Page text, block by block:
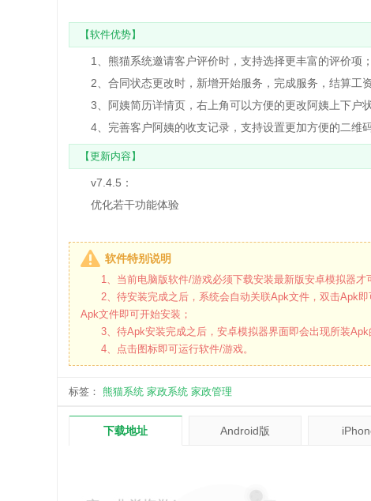
【软件优势】
1、熊猫系统邀请客户评价时，支持选择更丰富的评价项；
2、合同状态更改时，新增开始服务，完成服务，结算工资
3、阿姨简历详情页，右上角可以方便的更改阿姨上下户状
4、完善客户阿姨的收支记录，支持设置更加方便的二维码
【更新内容】
v7.4.5：
优化若干功能体验
软件特别说明
1、当前电脑版软件/游戏必须下载安装最新版安卓模拟器才
2、待安装完成之后，系统会自动关联Apk文件，双击Apk即
Apk文件即可开始安装；
3、待Apk安装完成之后，安卓模拟器界面即会出现所装Apk
4、点击图标即可运行软件/游戏。
标签： 熊猫系统 家政系统 家政管理
下载地址 Android版